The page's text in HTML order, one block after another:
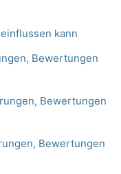
kann
Bewertungen
Bewertungen
Bewertungen